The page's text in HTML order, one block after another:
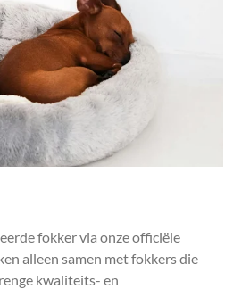
fokker via onze officiële
alleen samen met fokkers die
kwaliteits- en